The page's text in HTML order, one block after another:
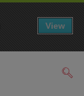
View